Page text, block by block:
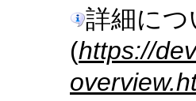
詳細に
(https://